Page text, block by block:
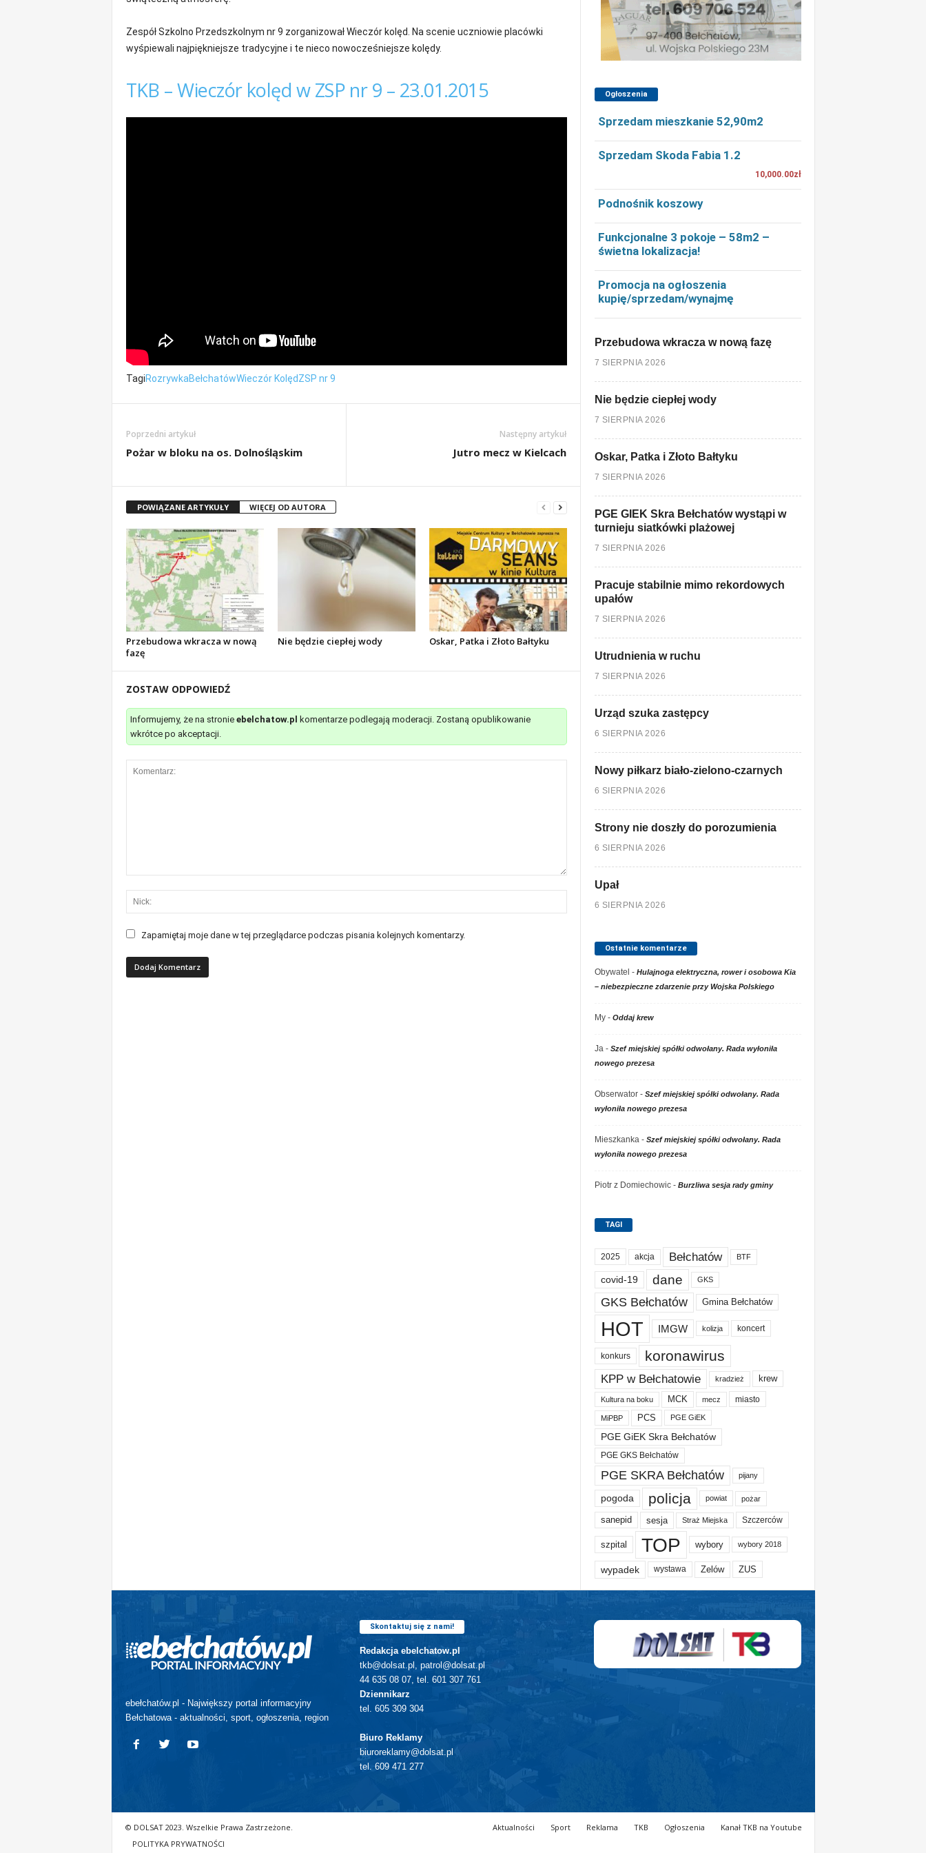
Zespół Szkolno Przedszkolnym nr 9 zorganizował Wieczór kolęd. Na scenie uczniowie placówki
wyśpiewali najpiękniejsze tradycyjne i te nieco nowocześniejsze kolędy.
TKB – Wieczór kolęd w ZSP nr 9 – 23.01.2015
TagiRozrywkaBełchatówWieczór KolędZSP nr 9
Poprzedni artykuł
Pożar w bloku na os. Dolnośląskim
Następny artykuł
Jutro mecz w Kielcach
POWIĄZANE ARTYKUŁY WIĘCEJ OD AUTORA
Przebudowa wkracza w nową
fazę
Nie będzie ciepłej wody Oskar, Patka i Złoto Bałtyku
ZOSTAW ODPOWIEDŹ
Informujemy, że na stronie ebelchatow.pl
komentarze podlegają moderacji. Zostaną opublikowanie
wkrótce po akceptacji.
Zapamiętaj moje dane w tej przeglądarce podczas pisania kolejnych komentarzy.
Ogłoszenia
Sprzedam mieszkanie 52,90m2
Sprzedam Skoda Fabia 1.2
10,000.00zł
Podnośnik koszowy
Funkcjonalne 3 pokoje – 58m2 –
świetna lokalizacja!
Promocja na ogłoszenia
kupię/sprzedam/wynajmę
Przebudowa wkracza w nową fazę
7 SIERPNIA 2026
Nie będzie ciepłej wody
7 SIERPNIA 2026
Oskar, Patka i Złoto Bałtyku
7 SIERPNIA 2026
PGE GIEK Skra Bełchatów wystąpi w
turnieju siatkówki plażowej
7 SIERPNIA 2026
Pracuje stabilnie mimo rekordowych
upałów
7 SIERPNIA 2026
Utrudnienia w ruchu
7 SIERPNIA 2026
Urząd szuka zastępcy
6 SIERPNIA 2026
Nowy piłkarz biało-zielono-czarnych
6 SIERPNIA 2026
Strony nie doszły do porozumienia
6 SIERPNIA 2026
Upał
6 SIERPNIA 2026
Ostatnie komentarze
Obywatel - Hulajnoga elektryczna, rower i osobowa Kia
– niebezpieczne zdarzenie przy Wojska Polskiego
My- Oddaj krew
Ja- Szef miejskiej spółki odwołany. Rada wyłoniła
nowego prezesa
Obserwator- Szef miejskiej spółki odwołany. Rada
wyłoniła nowego prezesa
Mieszkanka- Szef miejskiej spółki odwołany. Rada
wyłoniła nowego prezesa
Piotr z Domiechowic- Burzliwa sesja rady gminy
TAGI
2025 akcja Bełchatów BTF
covid-19 dane GKS
GKS Bełchatów Gmina Bełchatów
HOT IMGW kolizja koncert
konkurs koronawirus
KPP w Bełchatowie kradzież krew
Kultura na boku MCK mecz miasto
MiPBP PCS PGE GiEK
PGE GiEK Skra Bełchatów
PGE GKS Bełchatów
PGE SKRA Bełchatów pijany
pogoda policja powiat pożar
sanepid sesja Straż Miejska Szczerców
szpital TOP wybory wybory 2018
wypadek wystawa Zelów ZUS
ebełchatów.pl - Największy portal informacyjny
Bełchatowa - aktualności, sport, ogłoszenia, region
Skontaktuj się z nami!
Redakcja ebelchatow.pl
tkb@dolsat.pl, patrol@dolsat.pl
44 635 08 07, tel. 601 307 761
Dziennikarz
tel. 605 309 304
Biuro Reklamy
biuroreklamy@dolsat.pl
tel. 609 471 277
Aktualności Sport Reklama TKB Ogłoszenia Kanał TKB na Youtube
© DOLSAT 2023. Wszelkie Prawa Zastrzeżone.
POLITYKA PRYWATNOŚCI